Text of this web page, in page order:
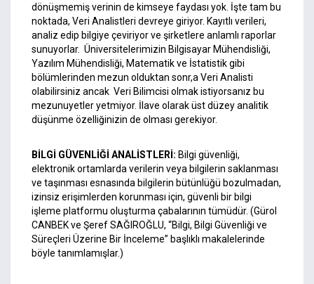
dönüşmemiş verinin de kimseye faydası yok. İşte tam bu
noktada, Veri Analistleri devreye giriyor. Kayıtlı verileri,
analiz edip bilgiye çeviriyor ve şirketlere anlamlı raporlar
sunuyorlar. Üniversitelerimizin Bilgisayar Mühendisliği,
Yazılım Mühendisliği, Matematik ve İstatistik gibi
bölümlerinden mezun olduktan sonr,a Veri Analisti
olabilirsiniz ancak Veri Bilimcisi olmak istiyorsanız bu
mezunuyetler yetmiyor. İlave olarak üst düzey analitik
düşünme özelliğinizin de olması gerekiyor.
BİLGİ GÜVENLİĞİ ANALİSTLERİ: Bilgi güvenliği,
elektronik ortamlarda verilerin veya bilgilerin saklanması
ve taşınması esnasında bilgilerin bütünlüğü bozulmadan,
izinsiz erişimlerden korunması için, güvenli bir bilgi
işleme platformu oluşturma çabalarının tümüdür. (Gürol
CANBEK ve Şeref SAĞIROĞLU, “Bilgi, Bilgi Güvenliği ve
Süreçleri Üzerine Bir İnceleme” başlıklı makalelerinde
böyle tanımlamışlar.)